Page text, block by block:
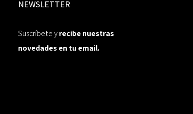
NEWSLETTER
Suscríbete yrecibe nuestras
novedades en tu email.